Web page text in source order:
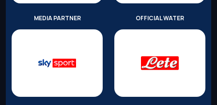
MEDIA PARTNER OFFICIAL WATER